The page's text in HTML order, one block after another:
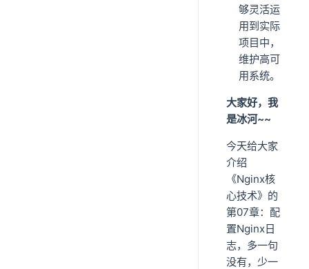
够灵活运
用到实际
项目中，
维护高可
用系统。
大家好，我
是冰河~~
今天给大家
介绍
《Nginx核
心技术》的
第07章：配
置Nginx日
志，多一句
没有，少一